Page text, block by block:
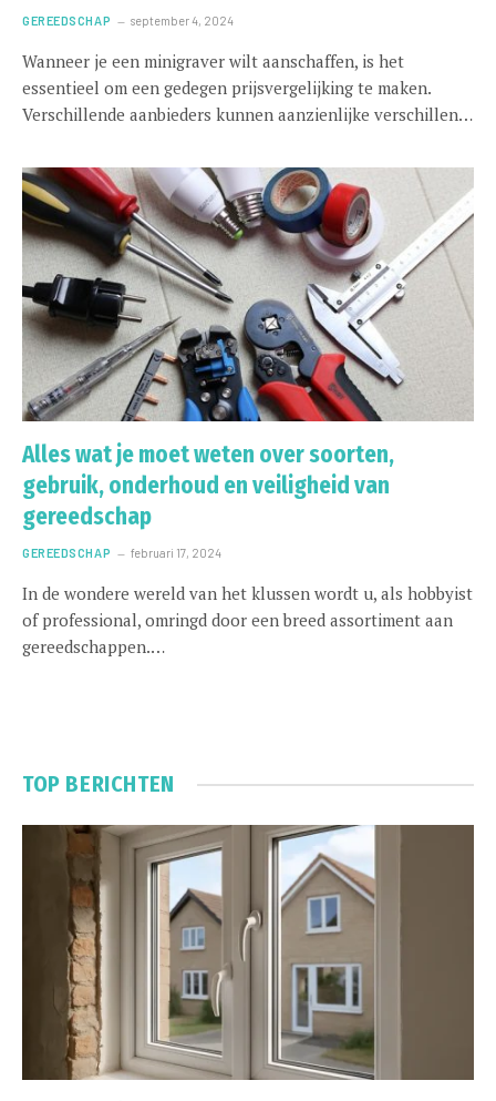
GEREEDSCHAP september 4, 2024
Wanneer je een minigraver wilt aanschaffen, is het
essentieel om een gedegen prijsvergelijking te maken.
Verschillende aanbieders kunnen aanzienlijke verschillen…
Alles wat je moet weten over soorten,
gebruik, onderhoud en veiligheid van
gereedschap
GEREEDSCHAP februari 17, 2024
In de wondere wereld van het klussen wordt u, als hobbyist
of professional, omringd door een breed assortiment aan
gereedschappen.…
TOP BERICHTEN